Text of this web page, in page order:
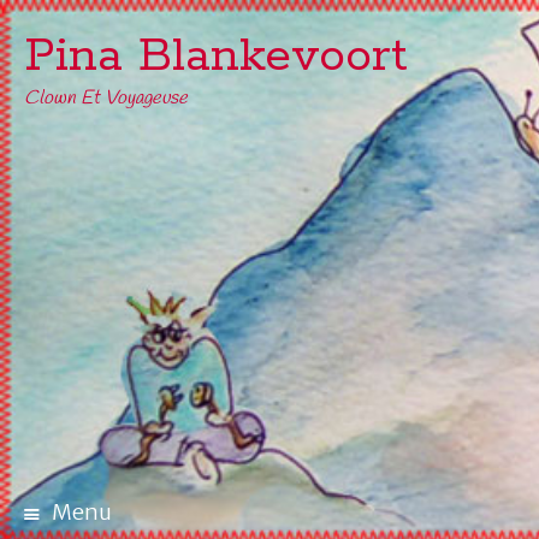
Pina Blankevoort
Clown Et Voyageuse
Menu